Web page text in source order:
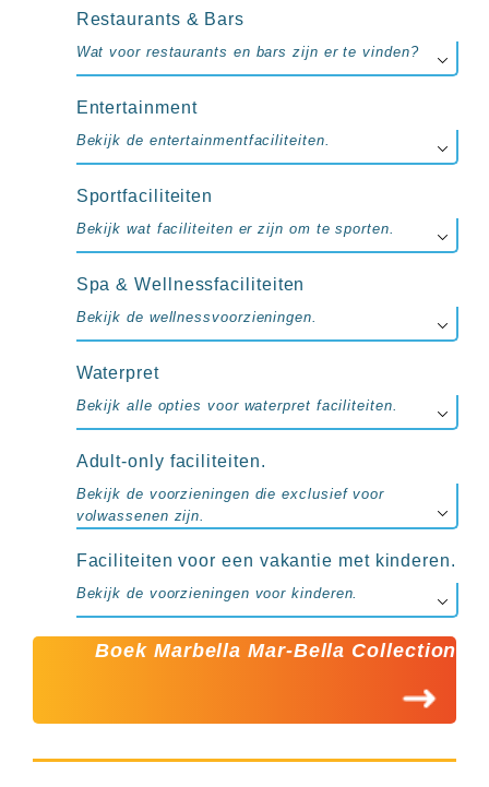
Restaurants & Bars
Wat voor restaurants en bars zijn er te vinden?
Entertainment
Bekijk de entertainmentfaciliteiten.
Sportfaciliteiten
Bekijk wat faciliteiten er zijn om te sporten.
Spa & Wellnessfaciliteiten
Bekijk de wellnessvoorzieningen.
Waterpret
Bekijk alle opties voor waterpret faciliteiten.
Adult-only faciliteiten.
Bekijk de voorzieningen die exclusief voor
volwassenen zijn.
Faciliteiten voor een vakantie met kinderen.
Bekijk de voorzieningen voor kinderen.
Boek Marbella Mar-Bella Collection